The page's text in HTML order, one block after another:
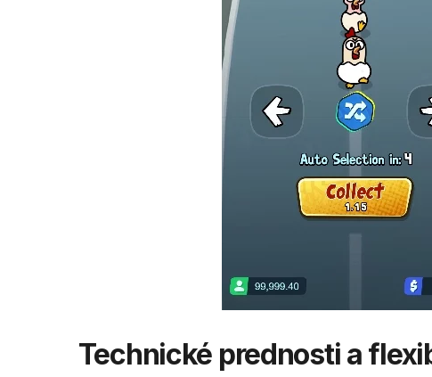
Technické prednosti a